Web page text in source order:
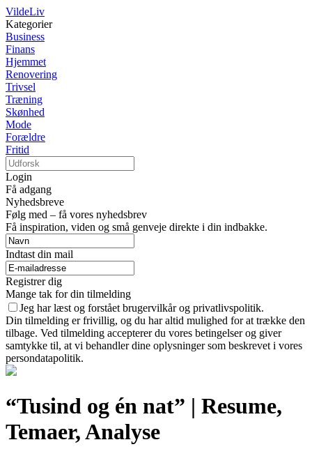
VildeLiv
Kategorier
Business
Finans
Hjemmet
Renovering
Trivsel
Træning
Skønhed
Mode
Forældre
Fritid
Login
Få adgang
Nyhedsbreve
Følg med – få vores nyhedsbrev
Få inspiration, viden og små genveje direkte i din indbakke.
Indtast din mail
Registrer dig
Mange tak for din tilmelding
Jeg har læst og forstået brugervilkår og privatlivspolitik.
Din tilmelding er frivillig, og du har altid mulighed for at trække den
tilbage. Ved tilmelding accepterer du vores betingelser og giver
samtykke til, at vi behandler dine oplysninger som beskrevet i vores
persondatapolitik.
“Tusind og én nat” | Resume,
Temaer, Analyse